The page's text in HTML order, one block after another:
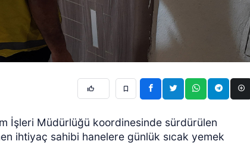
İşleri Müdürlüğü koordinesinde sürdürülen
ihtiyaç sahibi hanelere günlük sıcak yemek